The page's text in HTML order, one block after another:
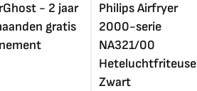
- 2 jaar
gratis
Philips Airfryer
2000-serie
NA321/00
Heteluchtfriteuse
Zwart